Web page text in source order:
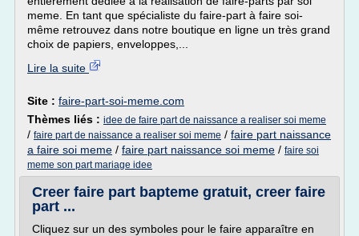
meme. En tant que spécialiste du faire-part à faire soi-
même retrouvez dans notre boutique en ligne un très grand
choix de papiers, enveloppes,...
Lire la suite
Site : faire-part-soi-meme.com
Thèmes liés : idee de faire part de naissance a realiser soi meme
/ faire part de naissance a realiser soi meme / faire part naissance
a faire soi meme / faire part naissance soi meme / faire soi
meme son part mariage idee
Creer faire part bapteme gratuit, creer faire
part ...
Cliquez sur un des symboles pour le faire apparaître en